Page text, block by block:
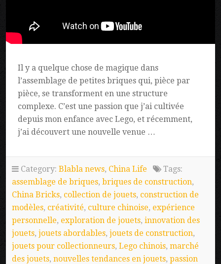
Il y a quelque chose de magique dans
l’assemblage de petites briques qui, pièce par
pièce, se transforment en une structure
complexe. C’est une passion que j’ai cultivée
depuis mon enfance avec Lego, et récemment,
j’ai découvert une nouvelle venue …
Category: Blabla news, China Life
Tags:
assemblage de briques, briques de construction,
China Bricks, collection de jouets, construction de
modèles, créativité, culture chinoise, expérience
personnelle, exploration de jouets, innovation des
jouets, jouets abordables, jouets de construction,
jouets pour collectionneurs, Lego chinois, marché
des jouets, nouvelles tendances en jouets, passion